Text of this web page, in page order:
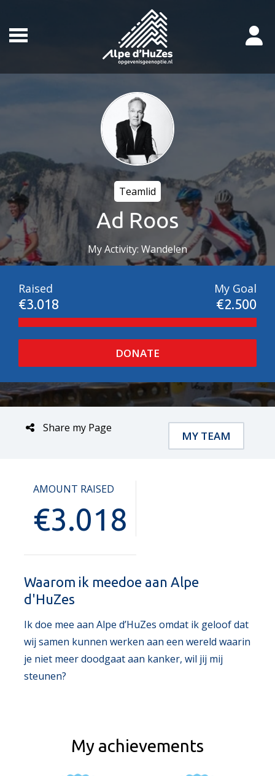
Teamlid
Ad Roos
My Activity: Wandelen
Raised
€3.018
My Goal
€2.500
DONATE
Share my Page
MY TEAM
AMOUNT RAISED
€3.018
Waarom ik meedoe aan Alpe
d'HuZes
Ik doe mee aan Alpe d’HuZes omdat ik geloof dat
wij samen kunnen werken aan een wereld waarin
je niet meer doodgaat aan kanker, wil jij mij
steunen?
My achievements